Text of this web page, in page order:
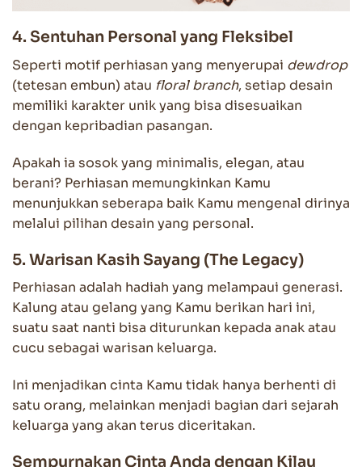
4. Sentuhan Personal yang Fleksibel
Seperti motif perhiasan yang menyerupai dewdrop
(tetesan embun) atau floral branch, setiap desain
memiliki karakter unik yang bisa disesuaikan
dengan kepribadian pasangan.
Apakah ia sosok yang minimalis, elegan, atau
berani? Perhiasan memungkinkan Kamu
menunjukkan seberapa baik Kamu mengenal dirinya
melalui pilihan desain yang personal.
5. Warisan Kasih Sayang (The Legacy)
Perhiasan adalah hadiah yang melampaui generasi.
Kalung atau gelang yang Kamu berikan hari ini,
suatu saat nanti bisa diturunkan kepada anak atau
cucu sebagai warisan keluarga.
Ini menjadikan cinta Kamu tidak hanya berhenti di
satu orang, melainkan menjadi bagian dari sejarah
keluarga yang akan terus diceritakan.
Sempurnakan Cinta Anda dengan Kilau